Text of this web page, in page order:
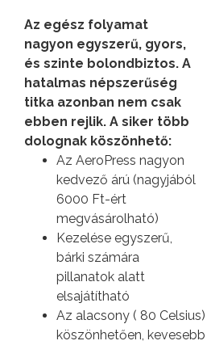
Az egész folyamat
nagyon egyszerű, gyors,
és szinte bolondbiztos. A
hatalmas népszerűség
titka azonban nem csak
ebben rejlik. A siker több
dolognak köszönhető:
Az AeroPress nagyon
kedvező árú (nagyjából
6000 Ft-ért
megvásárolható)
Kezelése egyszerű,
bárki számára
pillanatok alatt
elsajátítható
Az alacsony ( 80
köszönhetően,